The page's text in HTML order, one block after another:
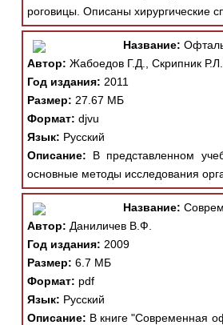
роговицы. Описаны хирургические
Название:
Автор: Жабоедов Г.Д., Скрипник
Год издания: 2011
Размер: 27.67 МБ
Формат: djvu
Язык: Русский
Описание: В представленном
основные методы исследования
Название:
Автор: Даниличев В.Ф.
Год издания: 2009
Размер: 6.7 МБ
Формат: pdf
Язык: Русский
Описание: В книге "Современная